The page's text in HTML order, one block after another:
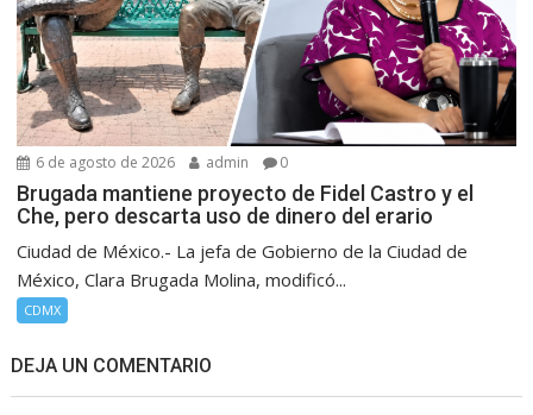
6 de agosto de 2026 admin 0
Brugada mantiene proyecto de Fidel Castro y el
Che, pero descarta uso de dinero del erario
Ciudad de México.- La jefa de Gobierno de la Ciudad de
México, Clara Brugada Molina, modificó...
CDMX
DEJA UN COMENTARIO